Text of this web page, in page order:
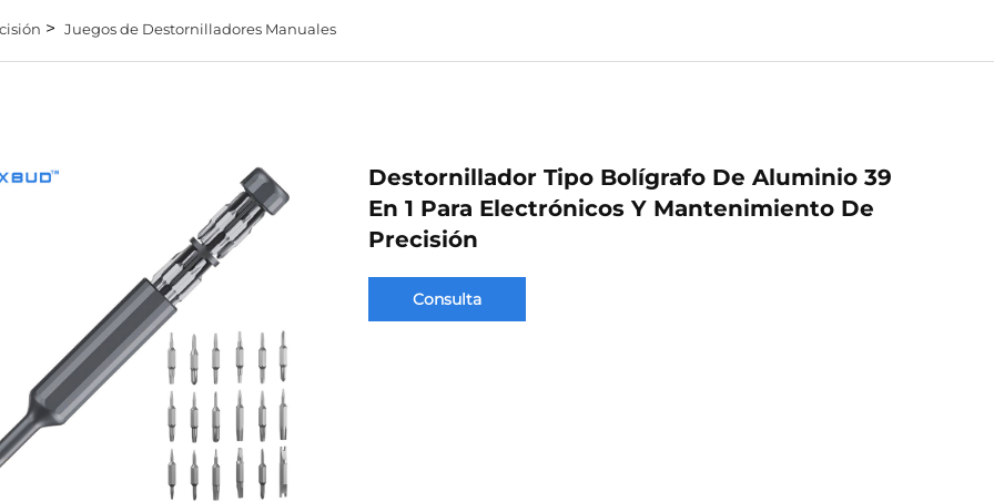
> Juegos de Destornilladores Manuales
Destornillador Tipo Bolígrafo De Aluminio 39
En 1 Para Electrónicos Y Mantenimiento De
Precisión
Consulta